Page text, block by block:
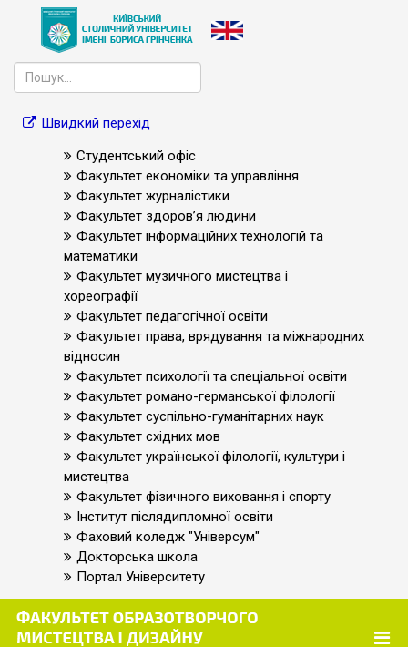
Швидкий перехід
Студентський офіс
Факультет економіки та управління
Факультет журналістики
Факультет здоров’я людини
Факультет інформаційних технологій та
математики
Факультет музичного мистецтва і
хореографії
Факультет педагогічної освіти
Факультет права, врядування та міжнародних
відносин
Факультет психології та спеціальної освіти
Факультет романо-германської філології
Факультет суспільно-гуманітарних наук
Факультет східних мов
Факультет української філології, культури і
мистецтва
Факультет фізичного виховання і спорту
Інститут післядипломної освіти
Фаховий коледж "Універсум"
Докторська школа
Портал Університету